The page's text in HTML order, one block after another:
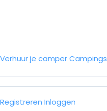
Verhuur je camperCampings
Registreren Inloggen